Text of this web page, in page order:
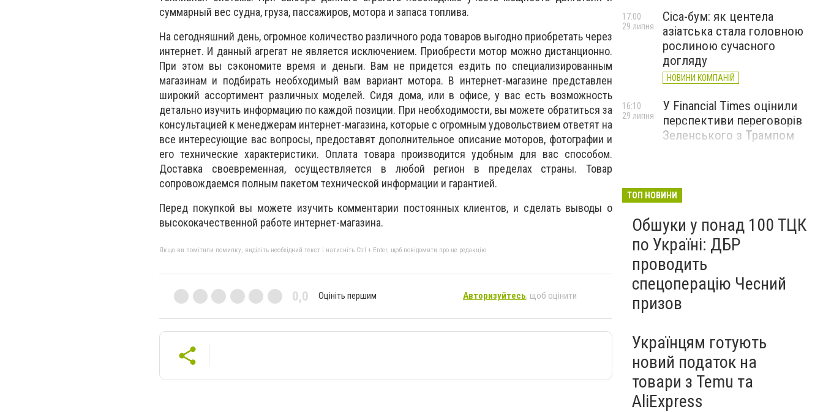
суммарный вес судна, груза, пассажиров, мотора и запаса топлива.
На сегодняшний день, огромное количество различного рода товаров выгодно приобретать через
интернет. И данный агрегат не является исключением. Приобрести мотор можно дистанционно.
При этом вы сэкономите время и деньги. Вам не придется ездить по специализированным
магазинам и подбирать необходимый вам вариант мотора. В интернет-магазине представлен
широкий ассортимент различных моделей. Сидя дома, или в офисе, у вас есть возможность
детально изучить информацию по каждой позиции. При необходимости, вы можете обратиться за
консультацией к менеджерам интернет-магазина, которые с огромным удовольствием ответят на
все интересующие вас вопросы, предоставят дополнительное описание моторов, фотографии и
его технические характеристики. Оплата товара производится удобным для вас способом.
Доставка своевременная, осуществляется в любой регион в пределах страны. Товар
сопровождаемся полным пакетом технической информации и гарантией.
Перед покупкой вы можете изучить комментарии постоянных клиентов, и сделать выводы о
высококачественной работе интернет-магазина.
Якщо ви помітили помилку, виділіть необхідний текст і натисніть Ctrl + Enter, щоб повідомити про це редакцію
0,0 Оцініть першим Авторизуйтесь, щоб оцінити
Cica-бум: як центела
азіатська стала головною
рослиною сучасного
догляду
НОВИНИ КОМПАНІЙ
17:00
29 липня
У Financial Times оцінили
перспективи переговорів
Зеленського з Трампом
16:10
29 липня
ТОП НОВИНИ
Обшуки у понад 100 ТЦК
по Україні: ДБР
проводить
спецоперацію Чесний
призов
Українцям готують
новий податок на
товари з Temu та
AliExpress